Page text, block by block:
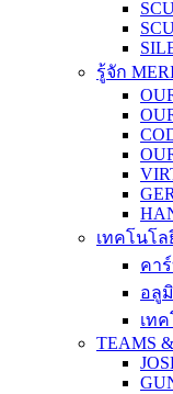
รู้จัก
เทคโนโล
คา
อลู
เท
TEAMS